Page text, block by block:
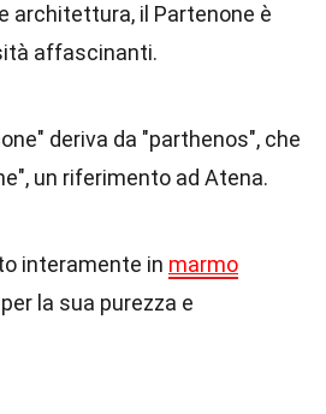
architettura, il Partenone è
affascinanti.
deriva da "parthenos", che
un riferimento ad Atena.
interamente in marmo
la sua purezza e